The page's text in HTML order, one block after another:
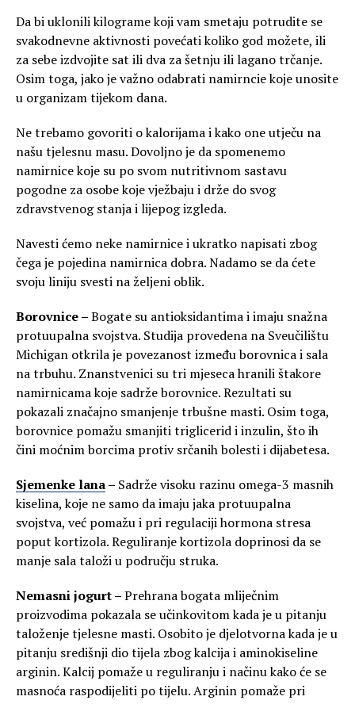
Da bi uklonili kilograme koji vam smetaju potrudite se
svakodnevne aktivnosti povećati koliko god možete, ili
za sebe izdvojite sat ili dva za šetnju ili lagano trčanje.
Osim toga, jako je važno odabrati namirncie koje unosite
u organizam tijekom dana.
Ne trebamo govoriti o kalorijama i kako one utječu na
našu tjelesnu masu. Dovoljno je da spomenemo
namirnice koje su po svom nutritivnom sastavu
pogodne za osobe koje vježbaju i drže do svog
zdravstvenog stanja i lijepog izgleda.
Navesti ćemo neke namirnice i ukratko napisati zbog
čega je pojedina namirnica dobra. Nadamo se da ćete
svoju liniju svesti na željeni oblik.
Borovnice –Bogate su antioksidantima i imaju snažna
protuupalna svojstva. Studija provedena na Sveučilištu
Michigan otkrila je povezanost između borovnica i sala
na trbuhu. Znanstvenici su tri mjeseca hranili štakore
namirnicama koje sadrže borovnice. Rezultati su
pokazali značajno smanjenje trbušne masti. Osim toga,
borovnice pomažu smanjiti triglicerid i inzulin, što ih
čini moćnim borcima protiv srčanih bolesti i dijabetesa.
Sjemenke lana– Sadrže visoku razinu omega-3 masnih
kiselina, koje ne samo da imaju jaka protuupalna
svojstva, već pomažu i pri regulaciji hormona stresa
poput kortizola. Reguliranje kortizola doprinosi da se
manje sala taloži u području struka.
Nemasni jogurt –Prehrana bogata mliječnim
proizvodima pokazala se učinkovitom kada je u pitanju
taloženje tjelesne masti. Osobito je djelotvorna kada je u
pitanju središnji dio tijela zbog kalcija i aminokiseline
arginin. Kalcij pomaže u reguliranju i načinu kako će se
masnoća raspodijeliti po tijelu. Arginin pomaže pri